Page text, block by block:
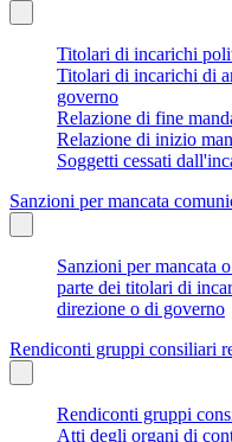
Titolari di incarichi
Titolari di incarichi di
governo
Relazione di fine
Relazione di inizio
Soggetti cessati
Sanzioni per mancata
Sanzioni per mancata
parte dei titolari di
direzione o di governo
Rendiconti gruppi consiliari
Rendiconti gruppi
Atti degli organi di